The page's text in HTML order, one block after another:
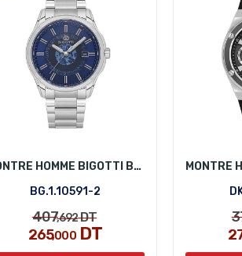
MONTRE HOMME BIGOTTI BG.1.10591-2
BG.1.10591-2
407,692DT
265,000DT